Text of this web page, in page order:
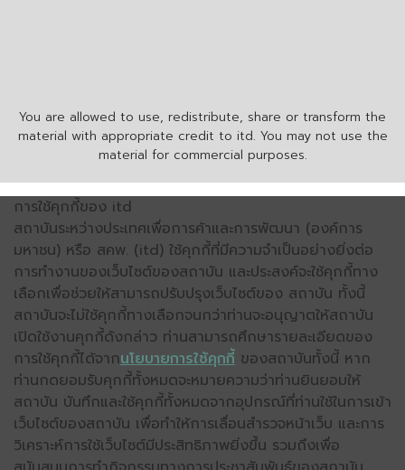
You are allowed to use, redistribute, share or transform the
material with appropriate credit to itd. You may not use the
material for commercial purposes.
การใช้คุกกี้ของ itd
สถาบันระหว่างประเทศเพื่อการค้าและการพัฒนา (องค์การ
มหาชน) หรือ สคพ. (itd) ใช้คุกกี้ที่มีความจำเป็นอย่างยิ่งต่อ
การทำงานของเว็บไซต์ของสถาบัน และประสงค์จะใช้คุกกี้ทาง
เลือกเพื่อช่วยให้สามารถปรับปรุงเว็บไซต์ของ สถาบัน ทั้งนี้
สถาบันจะไม่ใช้คุกกี้ทางเลือกจนกว่าท่านจะอนุญาตให้สถาบัน
เปิดใช้งานคุกกี้ดังกล่าว ท่านสามารถศึกษารายละเอียดของ
การใช้คุกกี้ได้จากนโยบายการใช้คุกกี้ ของสถาบันทั้งนี้ หาก
ท่านกดยอมรับคุกกี้ทั้งหมดจะหมายความว่าท่านยินยอมให้
สถาบัน บันทึกและใช้คุกกี้ทั้งหมดจากอุปกรณ์ที่ท่านใช้ในการเข้า
เว็บไซต์ของสถาบัน เพื่อทำให้การเลื่อนสำรวจหน้าเว็บ และการ
วิเคราะห์การใช้เว็บไซต์มีประสิทธิภาพยิ่งขึ้น รวมถึงเพื่อ